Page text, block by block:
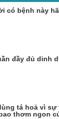
có bệnh này
đầy đủ dinh
tá hoả vì
thơm ngon